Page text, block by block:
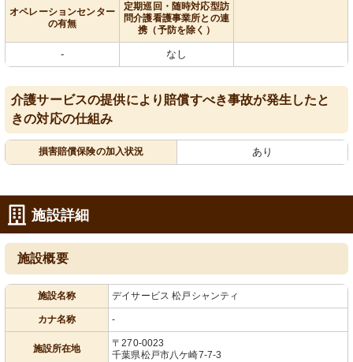
オペレーションセンター
の有無
定期巡回・随時対応型訪
問介護看護事業所との連
携（予防を除く）
- なし
介護サービスの提供により賠償すべき事故が発生したと
きの対応の仕組み
損害賠償保険の加入状況 あり
施設詳細
施設概要
施設名称 デイサービス 松戸シャンティ
カナ名称 -
施設所在地
〒270-0023
千葉県松戸市八ケ崎7-7-3